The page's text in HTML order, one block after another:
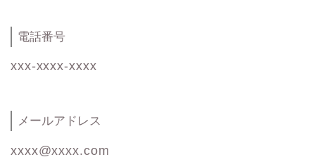
電話番号
xxx-xxxx-xxxx
メールアドレス
xxxx@xxxx.com